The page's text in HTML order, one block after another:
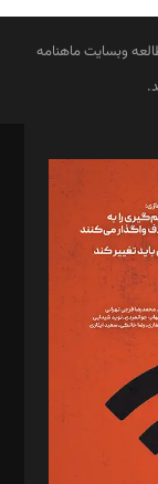
وبسایت ماهنامه
سروش کرمیان،
فتحی